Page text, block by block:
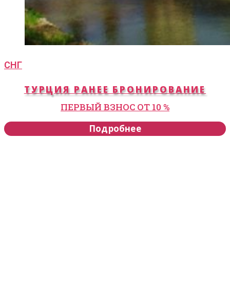
СНГ
ТУРЦИЯ РАНЕЕ БРОНИРОВАНИЕ
ПЕРВЫЙ ВЗНОС ОТ 10 %
Подробнее